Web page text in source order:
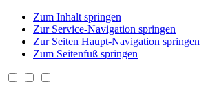
Zum Inhalt springen
Zur Service-Navigation springen
Zur Seiten Haupt-Navigation springen
Zum Seitenfuß springen